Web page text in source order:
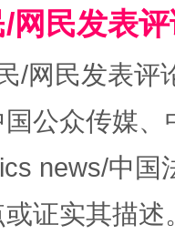
划来了！等你上场
网民发表
/网民发表评
公众传媒
news/中国
或证实其描